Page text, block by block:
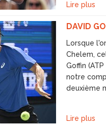
Lire plus
DAVID
Lorsque
Chelem,
Goffin
notre
deuxième
Lire plus